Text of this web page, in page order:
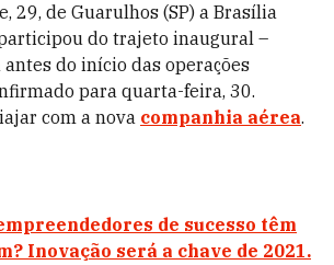
29, de Guarulhos (SP) a Brasília
participou do trajeto inaugural –
do início das operações
para quarta-feira, 30.
com a nova companhia aérea.
de sucesso têm
Inovação será a chave de 2021.